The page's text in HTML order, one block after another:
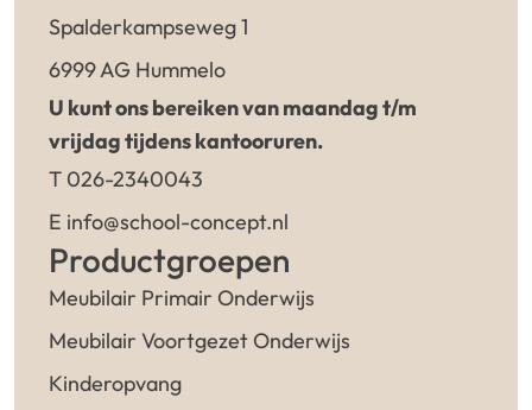
Spalderkampseweg 1
6999 AG Hummelo
U kunt ons bereiken van maandag t/m
vrijdag tijdens kantooruren.
T 026-2340043
E info@school-concept.nl
Productgroepen
Meubilair Primair Onderwijs
Meubilair Voortgezet Onderwijs
Kinderopvang